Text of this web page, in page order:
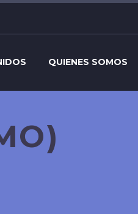
QUIENES SOMOS